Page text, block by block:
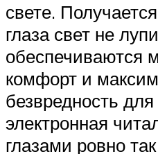
свете.
глаза свет не
обеспечиваются
комфорт и
безвредность
электронная
глазами ровно